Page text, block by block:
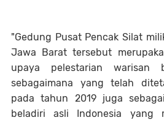
"Gedung Pusat Pencak Silat
Jawa Barat tersebut
upaya pelestarian warisan
sebagaimana yang telah
pada tahun 2019 juga
beladiri asli Indonesia yang